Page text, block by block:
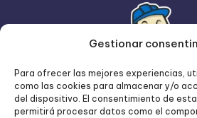
Gestionar
Para ofrecer las mejores experiencias,
como las cookies para almacenar y/o
del dispositivo. El consentimiento de
permitirá procesar datos como el